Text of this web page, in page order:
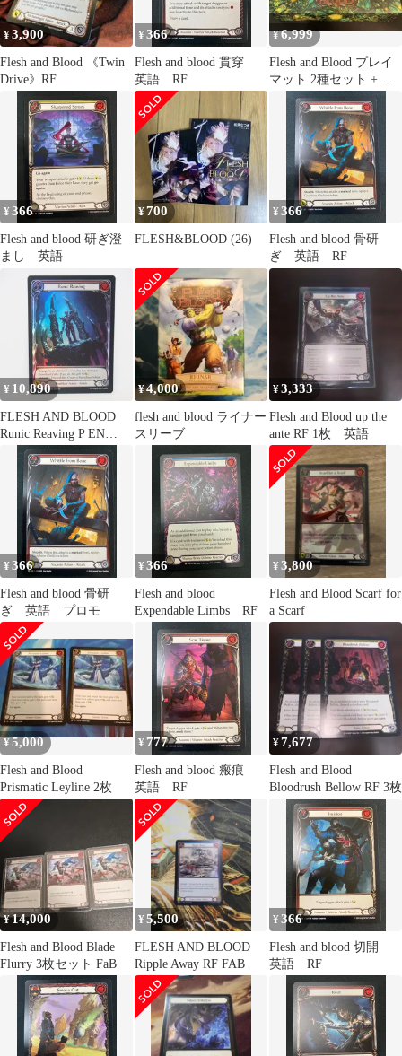
¥3,900
Flesh and Blood 《Twin
Drive》RF
¥366
Flesh and blood 貫穿
英語 RF
¥6,999
Flesh and Blood プレイ
マット 2種セット + ス
トレージBOX
¥366
Flesh and blood 研ぎ澄
まし 英語
¥700
FLESH&BLOOD (26)
¥366
Flesh and blood 骨研
ぎ 英語 RF
¥ 10,890
FLESH AND BLOOD
Runic Reaving P EN
FAB477 Rainbow Foil ト
レカ ∴WU5433
¥4,000
flesh and blood ライナー
スリーブ
¥3,333
Flesh and Blood up the
ante RF 1枚 英語
¥366
Flesh and blood 骨研
ぎ 英語 プロモ
¥366
Flesh and blood
Expendable Limbs RF
¥3,800
Flesh and Blood Scarf for
a Scarf
¥5,000
Flesh and Blood
Prismatic Leyline 2枚
¥ 777
Flesh and blood 瘢痕
英語 RF
¥7,677
Flesh and Blood
Bloodrush Bellow RF 3枚
¥14,000
Flesh and Blood Blade
Flurry 3枚セット FaB
¥5,500
FLESH AND BLOOD
Ripple Away RF FAB
¥366
Flesh and blood 切開
英語 RF